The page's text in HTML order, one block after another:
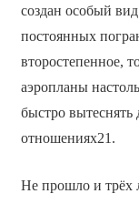
создан особый
постоянных
второстепенное,
аэропланы
быстро вытеснять
отношениях21.
Не прошло и трёх